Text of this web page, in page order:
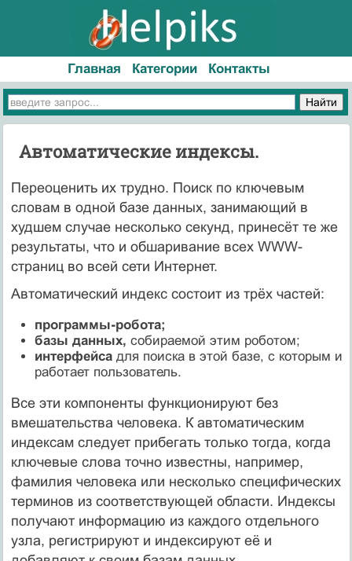
Главная Категории Контакты
Автоматические индексы.
Переоценить их трудно. Поиск по ключевым
словам в одной базе данных, занимающий в
худшем случае несколько секунд, принесёт те же
результаты, что и обшаривание всех WWW-
страниц во всей сети Интернет.
Автоматический индекс состоит из трёх частей:
программы-робота;
базы данных, собираемой этим роботом;
интерфейсадля поиска в этой базе, с которым и
работает пользователь.
Все эти компоненты функционируют без
вмешательства человека. К автоматическим
индексам следует прибегать только тогда, когда
ключевые слова точно известны, например,
фамилия человека или несколько специфических
терминов из соответствующей области. Индексы
получают информацию из каждого отдельного
узла, регистрируют и индексируют её и